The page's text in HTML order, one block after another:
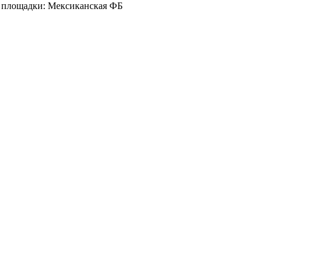
площадки: Мексиканская ФБ